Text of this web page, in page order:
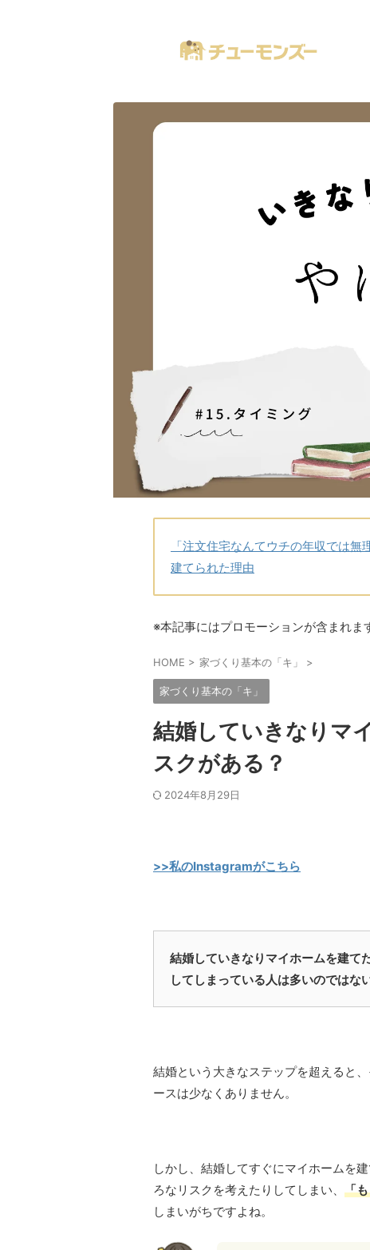
「注文住宅なんてウチの年収では
建てられた理由
※本記事にはプロモーションが含まれま
HOME > 家づくり基本の「キ」 >
家づくり基本の「キ」
結婚していきなりマ
スクがある？
2024年8月29日
>>私のInstagramがこちら
結婚していきなりマイホームを建て
してしまっている人は多いのではな
結婚という大きなステップを超えると
ースは少なくありません。
しかし、結婚してすぐにマイホームを
ろなリスクを考えたりしてしまい、 「
しまいがちですよね。